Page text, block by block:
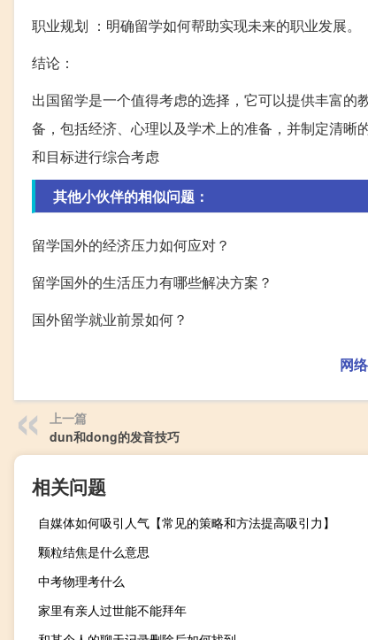
职业规划 ：明确留学如何帮助实现未来的职业发展。
结论：
出国留学是一个值得考虑的选择，它可以提供丰富
备，包括经济、心理以及学术上的准备，并制定清
和目标进行综合考虑
其他小伙伴的相似问题：
留学国外的经济压力如何应对？
留学国外的生活压力有哪些解决方案？
国外留学就业前景如何？
网
上一篇
dun和dong的发音技巧
相关问题
自媒体如何吸引人气【常见的策略和方法提高吸引力】
颗粒结焦是什么意思
中考物理考什么
家里有亲人过世能不能拜年